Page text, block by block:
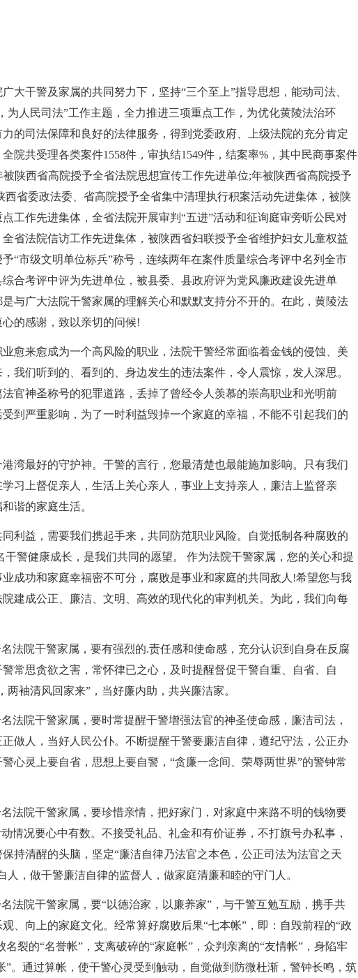
大干警及家属的共同努力下，坚持“三个至上”指导思想，能动司法、
为人民司法”工作主题，全力推进三项重点工作，为优化黄陵法治环
的司法保障和良好的法律服务，得到党委政府、上级法院的充分肯定
院共受理各类案件1558件，审执结1549件，结案率%，其中民商事案件
陕西省高院授予全省法院思想宣传工作先进单位;年被陕西省高院授予
省委政法委、省高院授予全省集中清理执行积案活动先进集体，被陕
工作先进集体，全省法院开展审判“五进”活动和征询庭审旁听公民对
省法院信访工作先进集体，被陕西省妇联授予全省维护妇女儿童权益
“市级文明单位标兵”称号，连续两年在案件质量综合考评中名列全市
合考评中评为先进单位，被县委、县政府评为党风廉政建设先进单
与广大法院干警家属的理解关心和默默支持分不开的。在此，黄陵法
的感谢，致以亲切的问候!
愈来愈成为一个高风险的职业，法院干警经常面临着金钱的侵蚀、美
我们听到的、看到的、身边发生的违法案件，令人震惊，发人深思。
官神圣称号的犯罪道路，丢掉了曾经令人羡慕的崇高职业和光明前
到严重影响，为了一时利益毁掉一个家庭的幸福，不能不引起我们的
湾最好的守护神。干警的言行，您最清楚也最能施加影响。只有我们
习上督促亲人，生活上关心亲人，事业上支持亲人，廉洁上监督亲
谐的家庭生活。
利益，需要我们携起手来，共同防范职业风险。自觉抵制各种腐败的
警健康成长，是我们共同的愿望。 作为法院干警家属，您的关心和提
成功和家庭幸福密不可分，腐败是事业和家庭的共同敌人!希望您与我
建成公正、廉洁、文明、高效的现代化的审判机关。为此，我们向每
法院干警家属，要有强烈的.责任感和使命感，充分认识到自身在反腐
常思贪欲之害，常怀律已之心，及时提醒督促干警自重、自省、自
袖清风回家来”，当好廉内助，共兴廉洁家。
法院干警家属，要时常提醒干警增强法官的神圣使命感，廉洁司法，
做人，当好人民公仆。不断提醒干警要廉洁自律，遵纪守法，公正办
心灵上要自省，思想上要自警，“贪廉一念间、荣辱两世界”的警钟常
法院干警家属，要珍惜亲情，把好家门，对家庭中来路不明的钱物要
情况要心中有数。不接受礼品、礼金和有价证券，不打旗号办私事，
持清醒的头脑，坚定“廉洁自律乃法官之本色，公正司法为法官之天
人，做干警廉洁自律的监督人，做家庭清廉和睦的守门人。
法院干警家属，要“以德治家，以廉养家”，与干警互勉互励，携手共
、向上的家庭文化。经常算好腐败后果“七本帐”，即：自毁前程的“政
名裂的“名誉帐”，支离破碎的“家庭帐”，众判亲离的“友情帐”，身陷牢
”。通过算帐，使干警心灵受到触动，自觉做到防微杜渐，警钟长鸣，筑